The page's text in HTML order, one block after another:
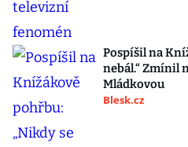
Pospíšil na
nebál.“ Zmínil
Mládkovou
Blesk.cz